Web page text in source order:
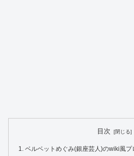
目次
ベルベットめぐみ(銀座芸人)のwiki風プ